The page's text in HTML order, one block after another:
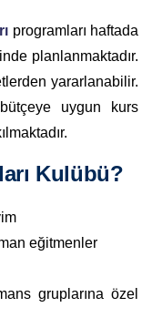
programları haftada
planlanmaktadır.
yararlanabilir.
uygun kurs
Kulübü?
eğitmenler
gruplarına özel